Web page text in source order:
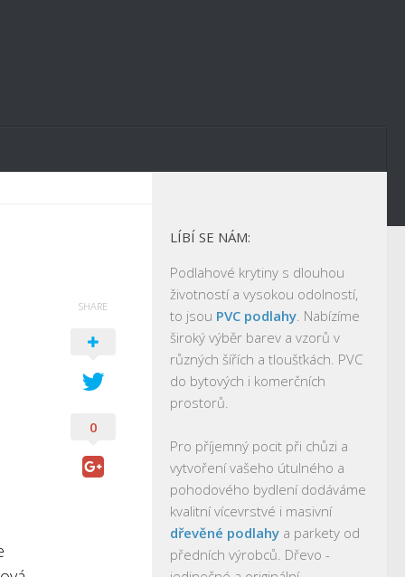
SHARE
0
LÍBÍ SE NÁM:
Podlahové krytiny s dlouhou
životností a vysokou odolností,
to jsou PVC podlahy. Nabízíme
široký výběr barev a vzorů v
různých šířích a tloušťkách. PVC
do bytových i komerčních
prostorů.
Pro příjemný pocit při chůzi a
vytvoření vašeho útulného a
pohodového bydlení dodáváme
kvalitní vícevrstvé i masivní
dřevěné podlahy a parkety od
předních výrobců. Dřevo -